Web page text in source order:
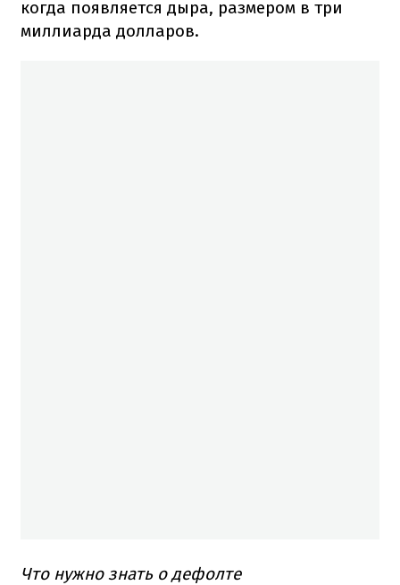
когда появляется дыра, размером в три
миллиарда долларов.
Что нужно знать о дефолте